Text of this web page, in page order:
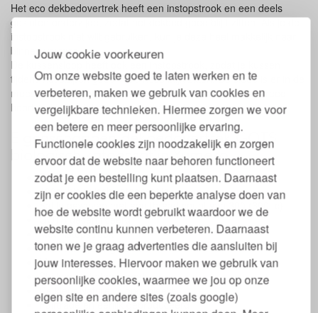
Jouw cookie voorkeuren
Om onze website goed te laten werken en te
verbeteren, maken we gebruik van cookies en
vergelijkbare technieken. Hiermee zorgen we voor
een betere en meer persoonlijke ervaring.
Functionele cookies zijn noodzakelijk en zorgen
ervoor dat de website naar behoren functioneert
zodat je een bestelling kunt plaatsen. Daarnaast
zijn er cookies die een beperkte analyse doen van
hoe de website wordt gebruikt waardoor we de
website continu kunnen verbeteren. Daarnaast
tonen we je graag advertenties die aansluiten bij
jouw interesses. Hiervoor maken we gebruik van
persoonlijke cookies, waarmee we jou op onze
eigen site en andere sites (zoals google)
Het eco dekbedovertrek heeft een instopstrook en een deels
gesloten onderzijde, zodat het dekbed goed blijft zitten. Als je de
instopstrook niet wilt gebruiken, kun je deze heel makkelijk naar
binnen vouwen.
De kussensloop heeft ook een instopstrook, zodat je kussen
tijdens het slapen goed in de hoes blijft zitten. De sloop is er in de
meest voorkomende maat 60 x 70 cm. Bij de maat 140 breed
hoort 1 sloop, bij de overige maten 2 slopen.
Eigenschappen dekbedovertrek GOTS
biologisch katoensatijn Yumeko
Dekbedovertrekset met kussensloop
100% biologisch katoensatijn
Satijn geweven met een thread count van 300 (300 tc)
GOTS gecertificeerd
Met instopstrook
Wasbaar op 40 graden
Mag in de droger
Strijken op katoenstand
De kleur Naturel is ongebleekt
Fairtrade en eerlijk geproduceerd